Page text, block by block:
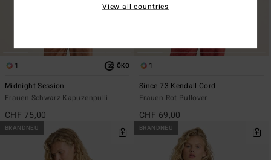
1 ÖKO
Midnight Session
Frauen Schwarz Kapuzenpulli
CHF 75,00
1
Since 73 Kendall Cord
Frauen Rot Pullover
CHF 69,00
BRANDNEU BRANDNEU
View all countries